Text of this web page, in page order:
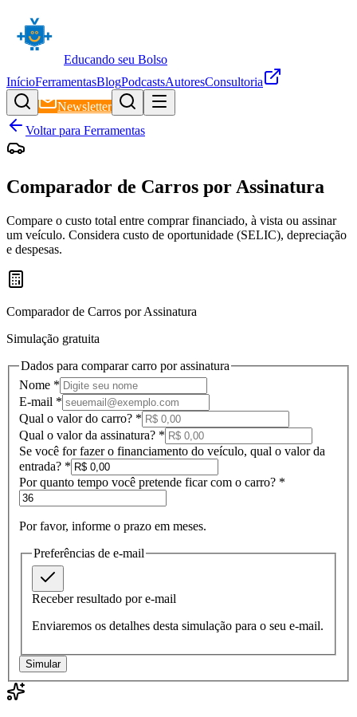
Educando seu Bolso
InícioFerramentasBlogPodcastsAutoresConsultoria
Newsletter
Voltar para Ferramentas
Comparador de Carros por Assinatura
Compare o custo total entre comprar financiado, à vista ou assinar
um veículo. Considera custo de oportunidade (SELIC), depreciação
e despesas.
Comparador de Carros por Assinatura
Simulação gratuita
Dados para comparar carro por assinatura
Nome *
E-mail *
Qual o valor do carro? *
Qual o valor da assinatura? *
Se você for fazer o financiamento do veículo, qual o valor da
entrada? *
Por quanto tempo você pretende ficar com o carro? *
Por favor, informe o prazo em meses.
Preferências de e-mail
Receber resultado por e-mail
Enviaremos os detalhes desta simulação para o seu e-mail.
Simular